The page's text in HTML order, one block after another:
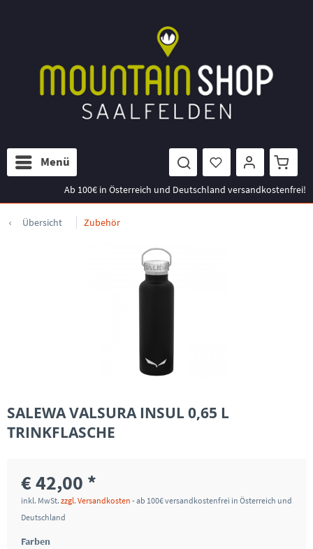
Menü
Ab 100€ in Österreich und Deutschland versandkostenfrei!
Übersicht Zubehör
SALEWA VALSURA INSUL 0,65 L
TRINKFLASCHE
€ 42,00 *
inkl. MwSt. zzgl. Versandkosten - ab 100€ versandkostenfrei in Österreich und
Deutschland
Farben